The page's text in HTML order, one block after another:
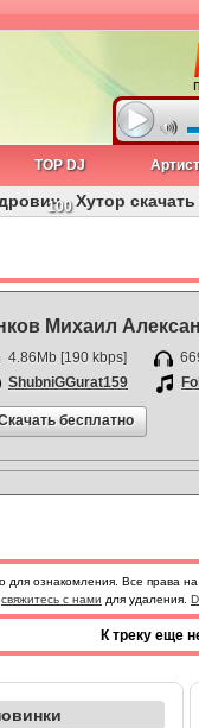
TOP DJ
100- Хутор
Михаил
4.86Mb [190 kbps]
ShubniGGurat159
бесплатно
для ознакомления. Все права
свяжитесь с нами для удаления.
К треку еще